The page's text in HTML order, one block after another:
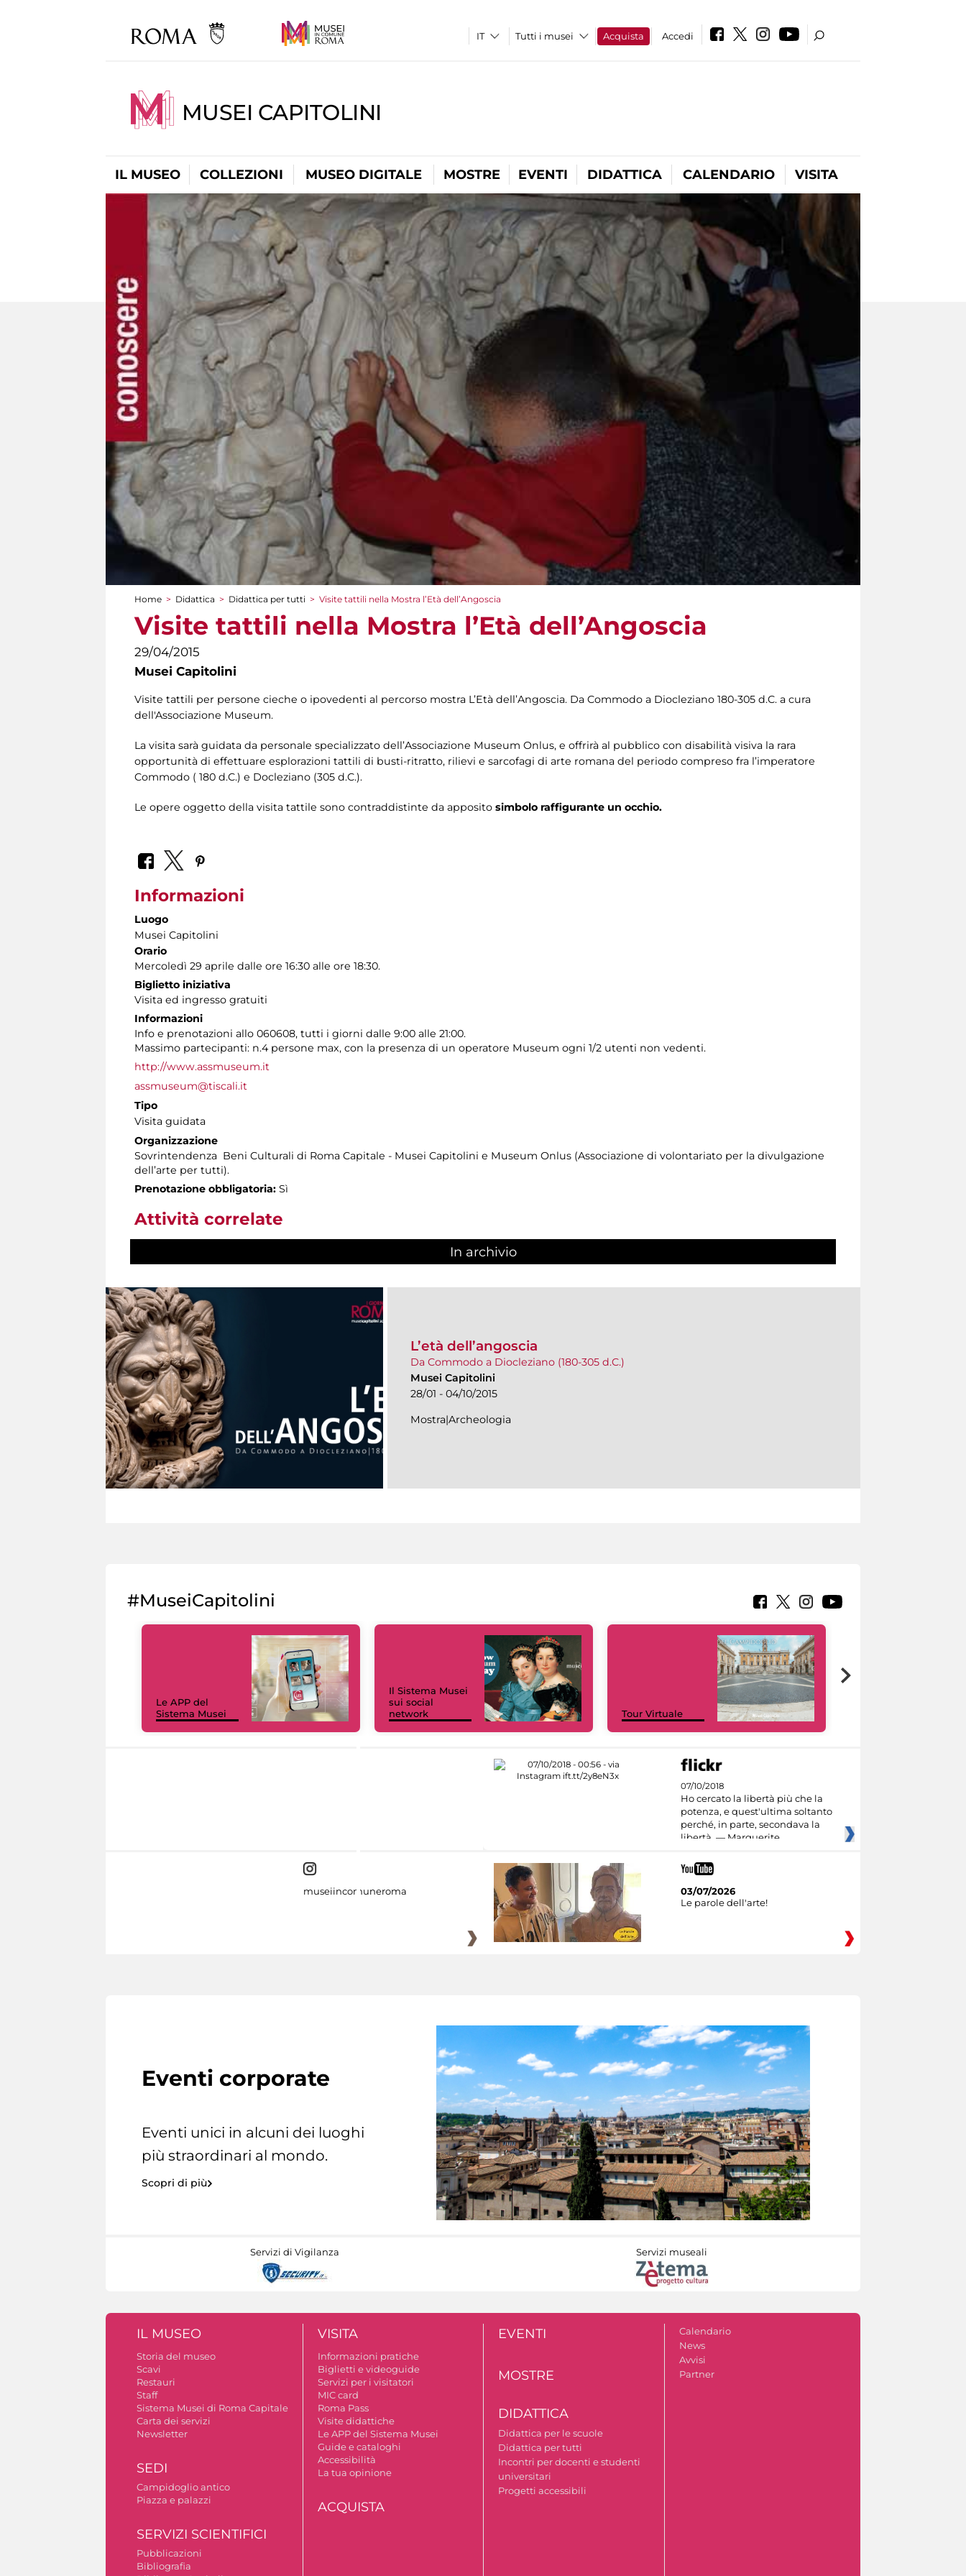
Tutti i musei Acquista Accedi
MUSEI CAPITOLINI
IL MUSEO COLLEZIONI MUSEO DIGITALE MOSTRE EVENTI DIDATTICA CALENDARIO VISITA
Tu sei qui
Home > Didattica > Didattica per tutti > Visite tattili nella Mostra l’Età dell’Angoscia
Visite tattili nella Mostra l’Età dell’Angoscia
29/04/2015
Musei Capitolini
Visite tattili per persone cieche o ipovedenti al percorso mostra L’Età dell’Angoscia. Da Commodo a Diocleziano 180-305 d.C. a cura
dell'Associazione Museum.
La visita sarà guidata da personale specializzato dell’Associazione Museum Onlus, e offrirà al pubblico con disabilità visiva la rara
opportunità di effettuare esplorazioni tattili di busti-ritratto, rilievi e sarcofagi di arte romana del periodo compreso fra l’imperatore
Commodo ( 180 d.C.) e Docleziano (305 d.C.).
Le opere oggetto della visita tattile sono contraddistinte da apposito simbolo raffigurante un occhio.
Informazioni
Luogo
Musei Capitolini
Orario
Mercoledì 29 aprile dalle ore 16:30 alle ore 18:30.
Biglietto iniziativa
Visita ed ingresso gratuiti
Informazioni
Info e prenotazioni allo 060608, tutti i giorni dalle 9:00 alle 21:00.
Massimo partecipanti: n.4 persone max, con la presenza di un operatore Museum ogni 1/2 utenti non vedenti.
http://www.assmuseum.it
assmuseum@tiscali.it
Tipo
Visita guidata
Organizzazione
Sovrintendenza Beni Culturali di Roma Capitale - Musei Capitolini e Museum Onlus (Associazione di volontariato per la divulgazione
dell’arte per tutti).
Prenotazione obbligatoria: Sì
Attività correlate
In archivio
L’età dell’angoscia
Da Commodo a Diocleziano (180-305 d.C.)
Musei Capitolini
28/01 - 04/10/2015
Mostra|Archeologia
#MuseiCapitolini
Le APP del
Sistema Musei
Il Sistema Musei
sui social
network
Tour Virtuale
07/10/2018
Ho cercato la libertà più che la
potenza, e quest'ultima soltanto
perché, in parte, secondava la
libertà. — Marguerite
museiincomuneroma
03/07/2026
Le parole dell'arte!
Eventi corporate
Eventi unici in alcuni dei luoghi
più straordinari al mondo.
Scopri di più
Servizi di Vigilanza Servizi museali
IL MUSEO
Storia del museo
Scavi
Restauri
Staff
Sistema Musei di Roma Capitale
Carta dei servizi
Newsletter
SEDI
Campidoglio antico
Piazza e palazzi
SERVIZI SCIENTIFICI
Pubblicazioni
Bibliografia
VISITA
Informazioni pratiche
Biglietti e videoguide
Servizi per i visitatori
MIC card
Roma Pass
Visite didattiche
Le APP del Sistema Musei
Guide e cataloghi
Accessibilità
La tua opinione
ACQUISTA
EVENTI
MOSTRE
DIDATTICA
Didattica per le scuole
Didattica per tutti
Incontri per docenti e studenti
universitari
Progetti accessibili
Calendario
News
Avvisi
Partner